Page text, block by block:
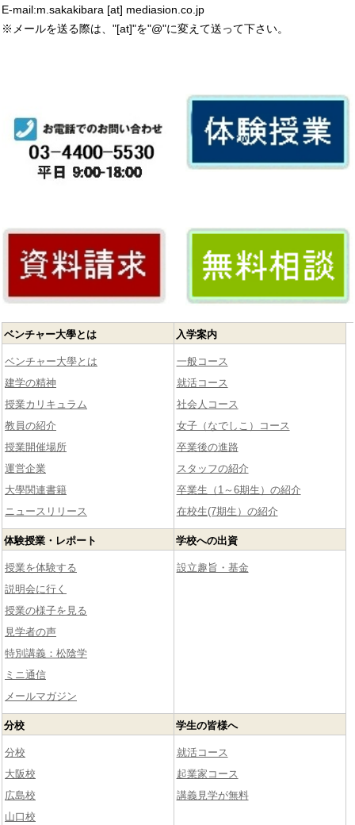
E-mail:m.sakakibara [at] mediasion.co.jp
※メールを送る際は、"[at]"を"@"に変えて送って下さい。
ベンチャー大學とは
ベンチャー大學とは
建学の精神
授業カリキュラム
教員の紹介
授業開催場所
運営企業
大學関連書籍
ニュースリリース
入学案内
一般コース
就活コース
社会人コース
女子（なでしこ）コース
卒業後の進路
スタッフの紹介
卒業生（1～6期生）の紹介
在校生(7期生）の紹介
体験授業・レポート
授業を体験する
説明会に行く
授業の様子を見る
見学者の声
特別講義：松陰学
ミニ通信
メールマガジン
学校への出資
設立趣旨・基金
分校
分校
大阪校
広島校
山口校
学生の皆様へ
就活コース
起業家コース
講義見学が無料